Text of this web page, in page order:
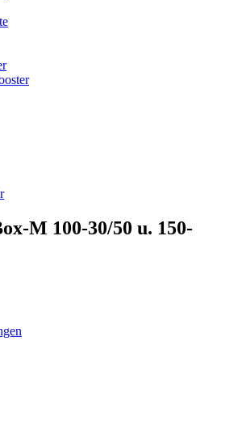
M 100-30/50 u. 150-